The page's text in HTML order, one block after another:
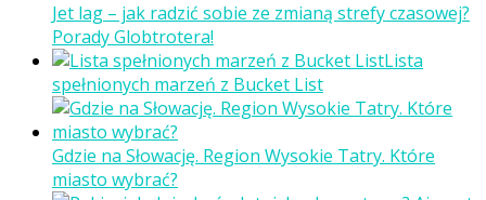
Jet lag – jak radzić sobie ze zmianą strefy czasowej?
Porady Globtrotera!
Lista
spełnionych marzeń z Bucket List
Gdzie na Słowację. Region Wysokie Tatry. Które
miasto wybrać?